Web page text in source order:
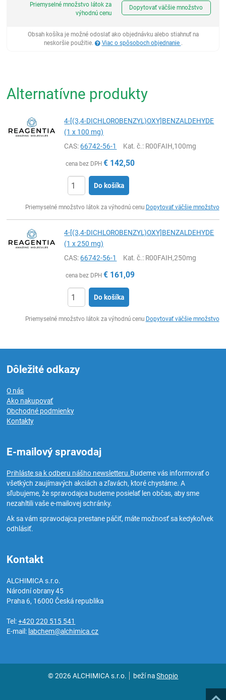
Priemyselné množstvo látok za
výhodnú cenu
Dopytovať väčšie množstvo
Obsah košíka je možné odoslať ako objednávku alebo stiahnuť na
neskoršie použitie.
Viac o spôsoboch objednanie .
Alternatívne produkty
4-[(3,4-DICHLOROBENZYL)OXY]BENZALDEHYDE
(1 x 100 mg)
CAS:66742-56-1 Kat. č.: R00FAIH,100mg
cena bez DPH € 142,50
Do košíka
Priemyselné množstvo látok za výhodnú cenu Dopytovať väčšie množstvo
4-[(3,4-DICHLOROBENZYL)OXY]BENZALDEHYDE
(1 x 250 mg)
CAS:66742-56-1 Kat. č.: R00FAIH,250mg
cena bez DPH € 161,09
Do košíka
Priemyselné množstvo látok za výhodnú cenu Dopytovať väčšie množstvo
Dôležité odkazy
O nás
Ako nakupovať
Obchodné podmienky
Kontakty
E-mailový spravodaj
Prihláste sa k odberu nášho newsletteru.Budeme vás informovať o
všetkých zaujímavých akciách a zľavách, ktoré chystáme. A
sľubujeme, že spravodajca budeme posielať len občas, aby sme
nezahltili vaše e-mailovej schránky.
Ak sa vám spravodajca prestane páčiť, máte možnosť sa kedykoľvek
odhlásiť.
Kontakt
ALCHIMICA s.r.o.
Národní obrany 45
Praha 6, 16000Česká republika
Tel:+420 220 515 541
E-mail: labchem@alchimica.cz
© 2026 ALCHIMICA s.r.o. beží naShopio
Hore